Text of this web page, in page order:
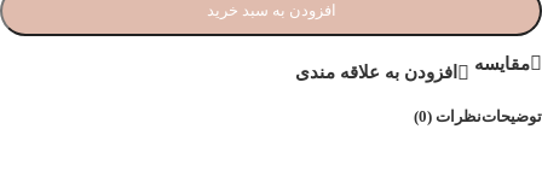
افزودن به سبد خرید
مقایسه افزودن به علاقه مندی
توضیحاتنظرات (0)